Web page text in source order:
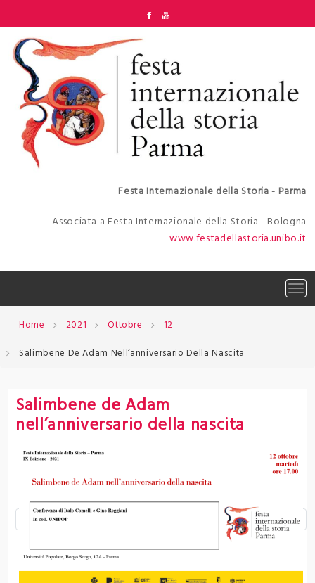
content
Festa Internazionale della Storia - Parma
Associata a Festa Internazionale della Storia - Bologna
www.festadellastoria.unibo.it
Home 2021 Ottobre
12
Salimbene De Adam Nell’anniversario Della Nascita
Salimbene de Adam
nell’anniversario della nascita